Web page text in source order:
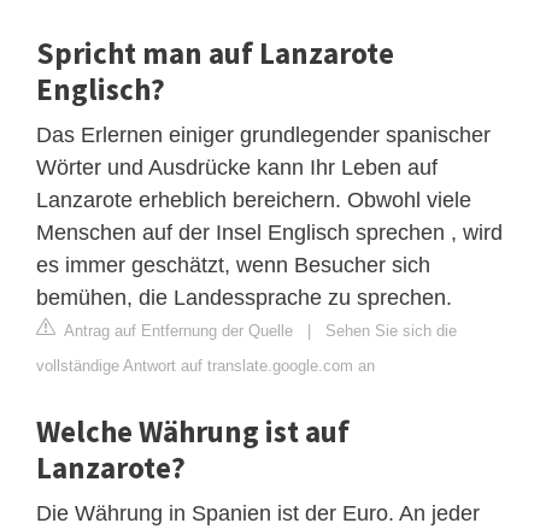
Spricht man auf Lanzarote
Englisch?
Das Erlernen einiger grundlegender spanischer
Wörter und Ausdrücke kann Ihr Leben auf
Lanzarote erheblich bereichern. Obwohl viele
Menschen auf der Insel Englisch sprechen , wird
es immer geschätzt, wenn Besucher sich
bemühen, die Landessprache zu sprechen.
Antrag auf Entfernung der Quelle | Sehen Sie sich die
vollständige Antwort auf translate.google.com an
Welche Währung ist auf
Lanzarote?
Die Währung in Spanien ist der Euro. An jeder